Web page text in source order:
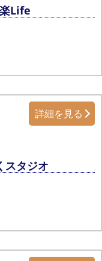
Life
スタジオ
詳細を見る